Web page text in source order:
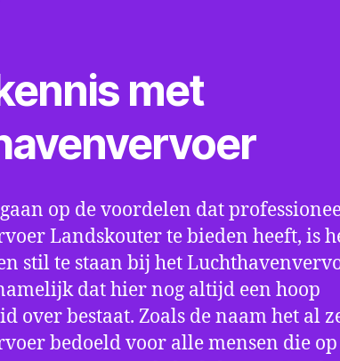
met
op de voordelen dat
Landskouter te bieden heeft, is
stil te staan bij het
dat hier nog altijd een hoop
over bestaat. Zoals de naam het al
bedoeld voor alle mensen die op